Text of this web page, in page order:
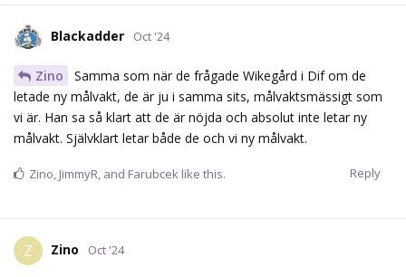
Blackadder Oct '24
Zino
Samma som när de frågade Wikegård i Dif om de
letade ny målvakt, de är ju i samma sits, målvaktsmässigt som
vi är. Han sa så klart att de är nöjda och absolut inte letar ny
målvakt. Självklart letar både de och vi ny målvakt.
Reply
Zino, JimmyR, and Farubcek like this.
Z Zino Oct '24